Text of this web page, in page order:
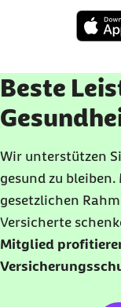
Beste
Wir unterstützen
gesund zu
gesetzlichen
Versicherte
Mitglied